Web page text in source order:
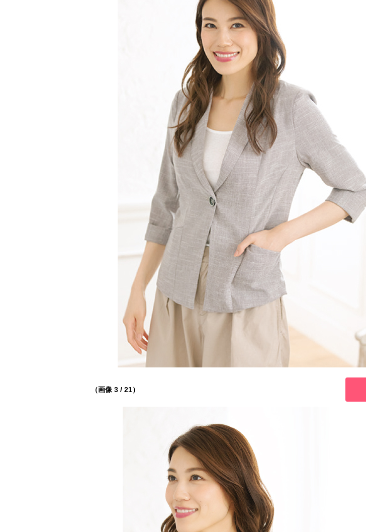
（画像 3 / 21）